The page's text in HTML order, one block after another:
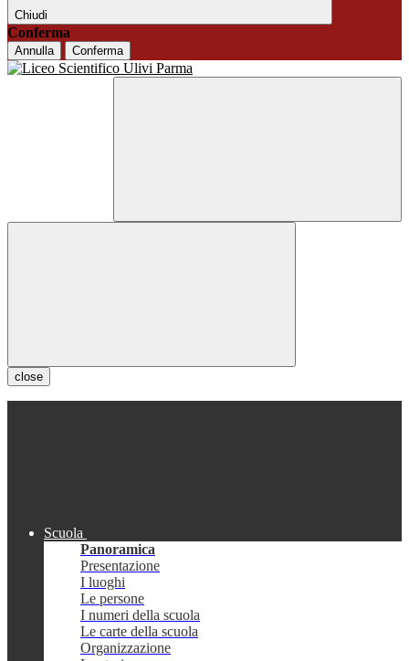
Chiudi
Conferma
Annulla Conferma
close
Scuola
Panoramica
Presentazione
I luoghi
Le persone
I numeri della scuola
Le carte della scuola
Organizzazione